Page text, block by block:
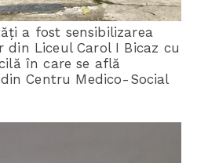
a fost sensibilizarea
din Liceul Carol I Bicaz cu
în care se află
Centru Medico-Social